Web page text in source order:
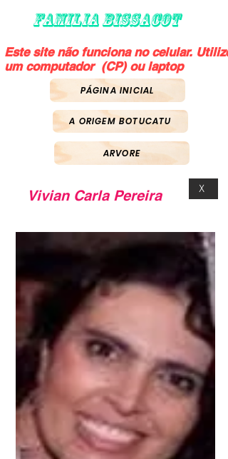
FAMILIA BISSACOT
Este site não funciona no celular. Utilize
um computador (CP) ou laptop
PÁGINA INICIAL
A ORIGEM BOTUCATU
ARVORE
Vivian Carla Pereira X